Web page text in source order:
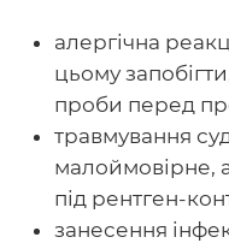
алергічна
цьому
проби перед
травмування
малоймовірне,
під рентген-
занесення